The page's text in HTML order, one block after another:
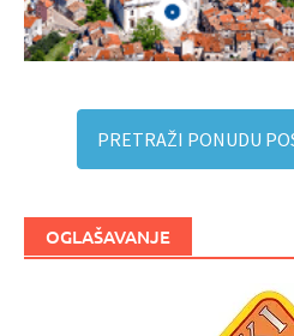
PRETRAŽI PONUDU
OGLAŠAVANJE